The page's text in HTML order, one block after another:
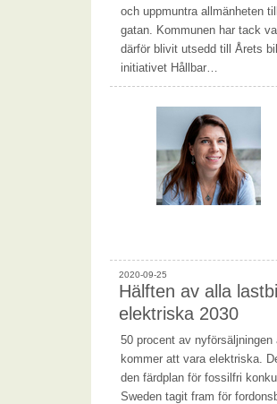
och uppmuntra allmänheten
gatan. Kommunen har tack
därför blivit utsedd till Årets
initiativet Hållbar…
2020-09-25
Hälften av alla
elektriska 2030
50 procent av
kommer att vara elektriska.
den färdplan för fossilfri
Sweden tagit fram för